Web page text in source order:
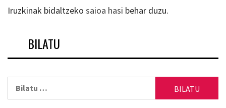
Iruzkinak bidaltzeko saioa hasi behar duzu.
BILATU